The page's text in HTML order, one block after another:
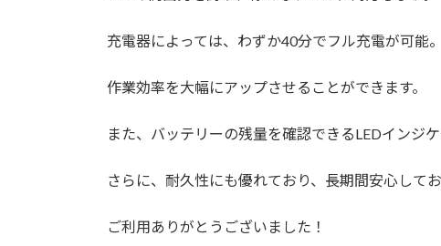
充電器によっては、わずか40分でフル充電が可能。
作業効率を大幅にアップさせることができます。
また、バッテリーの残量を確認できるLEDインジ
さらに、耐久性にも優れており、長期間安心してお
ご利用ありがとうございました！